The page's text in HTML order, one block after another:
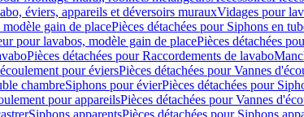
éviers, appareils et déversoirs murauxVidages pour
gain de placePièces détachées pour Siphons en
pour lavabos, modèle gain de placePièces détachées
Pièces détachées pour Raccordements de lavabo
pour éviersPièces détachées pour Vannes
chambreSiphons pour évierPièces détachées pour
pour appareilsPièces détachées pour Vannes
Siphons apparentsPièces détachées pour Siphons